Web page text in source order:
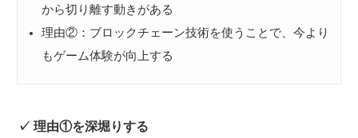
から切り離す動きがある
理由②：ブロックチェーン技術を使うことで、今より
もゲーム体験が向上する
理由①を深堀りする